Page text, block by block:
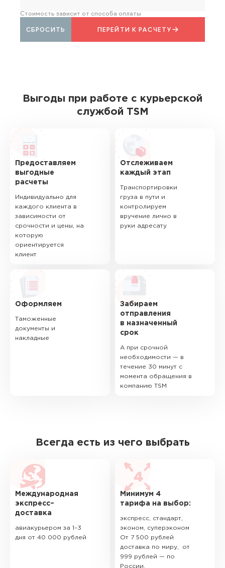
Стоимость зависит от способа оплаты
ПЕРЕЙТИ К РАСЧЕТУ
СБРОСИТЬ
Выгоды при работе с курьерской
службой TSM
Предоставляем
выгодные
расчеты
Индивидуально для
каждого клиента в
зависимости от
срочности и цены, на
которую
ориентируется
клиент
Отслеживаем
каждый этап
Транспортировки
груза в пути и
контролируем
вручение лично в
руки адресату
Оформляем
Таможенные
документы и
накладные
Забираем
отправления
в назначенный
срок
А при срочной
необходимости — в
течение 30 минут с
момента обращения в
компанию TSM
Всегда есть из чего выбрать
Международная
экспресс–
доставка
авиакурьером за 1–3
дня от 40 000 рублей
Минимум 4
тарифа на выбор:
экспресс, стандарт,
эконом, суперэконом
От 7 500 рублей
доставка по миру, от
999 рублей — по
России.